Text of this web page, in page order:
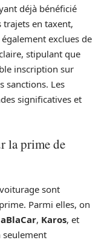
déjà bénéficié
trajets en taxent,
exclues de
stipulant que
inscription sur
sanctions. Les
significatives et
la prime de
sont
Parmi elles, on
, Karos, et
seulement